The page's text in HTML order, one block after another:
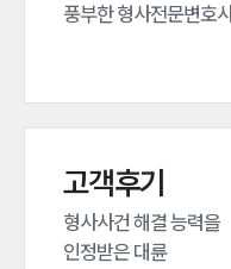
풍부한 형사전문변호
고객후기
형사사건 해결 능력을
인정받은 대륜